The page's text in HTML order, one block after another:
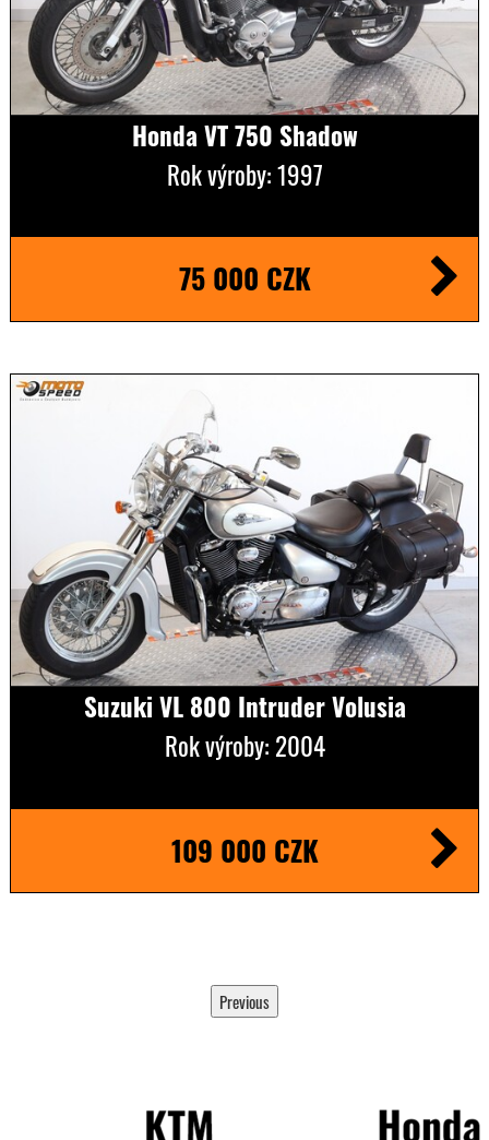
Honda VT 750 Shadow
Rok výroby: 1997
75 000 CZK
Suzuki VL 800 Intruder Volusia
Rok výroby: 2004
109 000 CZK
Previous